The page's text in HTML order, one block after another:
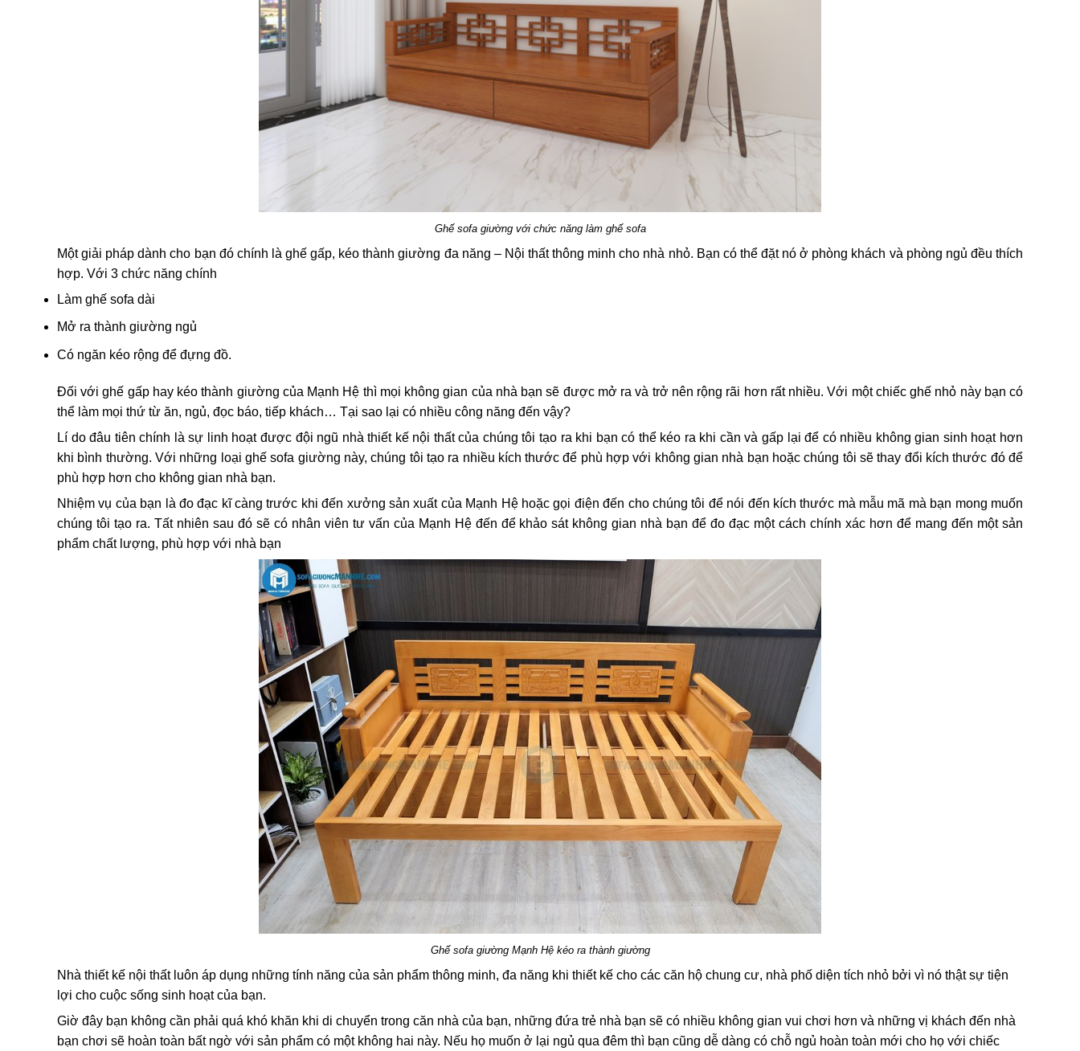
Ghế sofa giường với chức năng làm ghế sofa
Một giải pháp dành cho bạn đó chính là ghế gấp, kéo thành giường đa năng – Nội thất thông minh cho nhà nhỏ. Bạn có thể đặt nó ở phòng khách và phòng ngủ đều thích
hợp. Với 3 chức năng chính
Làm ghế sofa dài
Mở ra thành giường ngủ
Có ngăn kéo rộng để đựng đồ.
Đối với ghế gấp hay kéo thành giường của Mạnh Hệ thì mọi không gian của nhà bạn sẽ được mở ra và trở nên rộng rãi hơn rất nhiều. Với một chiếc ghế nhỏ này bạn có
thể làm mọi thứ từ ăn, ngủ, đọc báo, tiếp khách… Tại sao lại có nhiều công năng đến vậy?
Lí do đâu tiên chính là sự linh hoạt được đội ngũ nhà thiết kế nội thất của chúng tôi tạo ra khi bạn có thể kéo ra khi cần và gấp lại để có nhiều không gian sinh hoạt hơn
khi bình thường. Với những loại ghế sofa giường này, chúng tôi tạo ra nhiều kích thước để phù hợp với không gian nhà bạn hoặc chúng tôi sẽ thay đổi kích thước đó để
phù hợp hơn cho không gian nhà bạn.
Nhiệm vụ của bạn là đo đạc kĩ càng trước khi đến xưởng sản xuất của Mạnh Hệ hoặc gọi điện đến cho chúng tôi để nói đến kích thước mà mẫu mã mà bạn mong muốn
chúng tôi tạo ra. Tất nhiên sau đó sẽ có nhân viên tư vấn của Mạnh Hệ đến để khảo sát không gian nhà bạn để đo đạc một cách chính xác hơn để mang đến một sản
phẩm chất lượng, phù hợp với nhà bạn
Ghế sofa giường Mạnh Hệ kéo ra thành giường
Nhà thiết kế nội thất luôn áp dụng những tính năng của sản phẩm thông minh, đa năng khi thiết kế cho các căn hộ chung cư, nhà phố diện tích nhỏ bởi vì nó thật sự tiện
lợi cho cuộc sống sinh hoạt của bạn.
Giờ đây bạn không cần phải quá khó khăn khi di chuyển trong căn nhà của bạn, những đứa trẻ nhà bạn sẽ có nhiều không gian vui chơi hơn và những vị khách đến nhà
bạn chơi sẽ hoàn toàn bất ngờ với sản phẩm có một không hai này. Nếu họ muốn ở lại ngủ qua đêm thì bạn cũng dễ dàng có chỗ ngủ hoàn toàn mới cho họ với chiếc